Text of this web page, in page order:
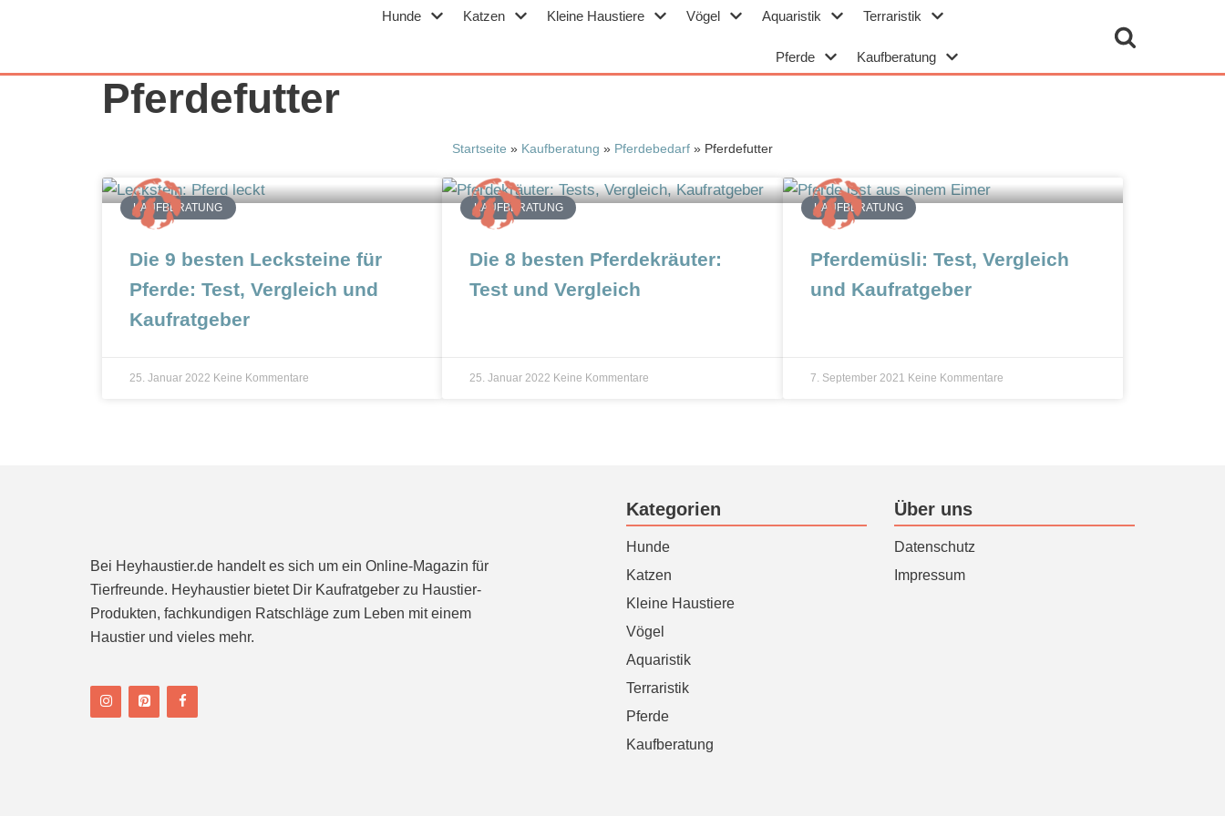
m
Hunde Katzen Kleine Haustiere Vögel Aquaristik Terraristik
Pferde Kaufberatung
Pferdefutter
Startseite » Kaufberatung » Pferdebedarf » Pferdefutter
KAUFBERATUNG
Die 9 besten Lecksteine für
Pferde: Test, Vergleich und
Kaufratgeber
25. Januar 2022 Keine Kommentare
KAUFBERATUNG
Die 8 besten Pferdekräuter:
Test und Vergleich
25. Januar 2022 Keine Kommentare
KAUFBERATUNG
Pferdemüsli: Test, Vergleich
und Kaufratgeber
7. September 2021 Keine Kommentare
Bei Heyhaustier.de handelt es sich um ein Online-Magazin für
Tierfreunde. Heyhaustier bietet Dir Kaufratgeber zu Haustier-
Produkten, fachkundigen Ratschläge zum Leben mit einem
Haustier und vieles mehr.
Kategorien
Hunde
Katzen
Kleine Haustiere
Vögel
Aquaristik
Terraristik
Pferde
Kaufberatung
Über uns
Datenschutz
Impressum